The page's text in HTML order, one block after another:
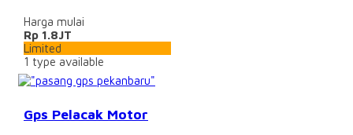
Harga mulai
Rp 1.8JT
Limited
1 type available
Gps Pelacak Motor